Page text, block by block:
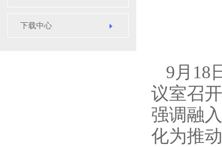
下载中心
9月18
议室召
强调融
化为推